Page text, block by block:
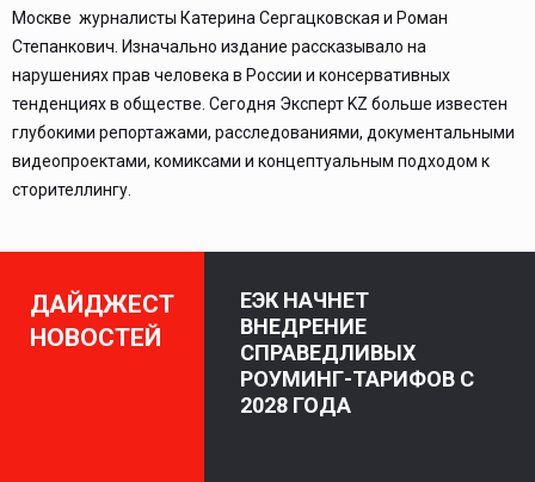
Москве журналисты Катерина Сергацковская и Роман
Степанкович. Изначально издание рассказывало на
нарушениях прав человека в России и консервативных
тенденциях в обществе. Сегодня Эксперт KZ больше известен
глубокими репортажами, расследованиями, документальными
видеопроектами, комиксами и концептуальным подходом к
сторителлингу.
ДАЙДЖЕСТ
НОВОСТЕЙ
ЕЭК НАЧНЕТ
ВНЕДРЕНИЕ
СПРАВЕДЛИВЫХ
РОУМИНГ-ТАРИФОВ С
2028 ГОДА